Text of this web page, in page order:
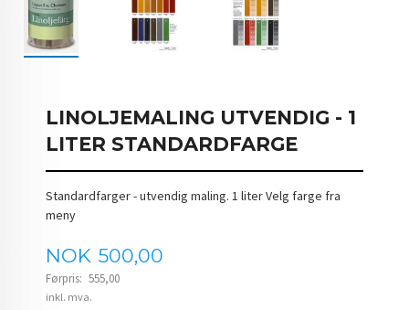
LINOLJEMALING UTVENDIG - 1
LITER STANDARDFARGE
Standardfarger - utvendig maling. 1 liter Velg farge fra
meny
Tilbud
NOK 500,00
Førpris: 555,00
Rabatt
inkl. mva.